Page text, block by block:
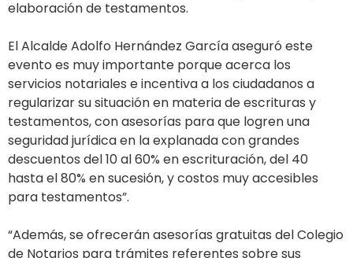
elaboración de testamentos.
El Alcalde Adolfo Hernández García aseguró este
evento es muy importante porque acerca los
servicios notariales e incentiva a los ciudadanos a
regularizar su situación en materia de escrituras y
testamentos, con asesorías para que logren una
seguridad jurídica en la explanada con grandes
descuentos del 10 al 60% en escrituración, del 40
hasta el 80% en sucesión, y costos muy accesibles
para testamentos”.
“Además, se ofrecerán asesorías gratuitas del Colegio
de Notarios para trámites referentes sobre sus